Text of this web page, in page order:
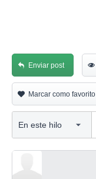
Enviar post
Marcar como favorito